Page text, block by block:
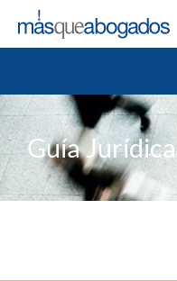
Guía Jurídica